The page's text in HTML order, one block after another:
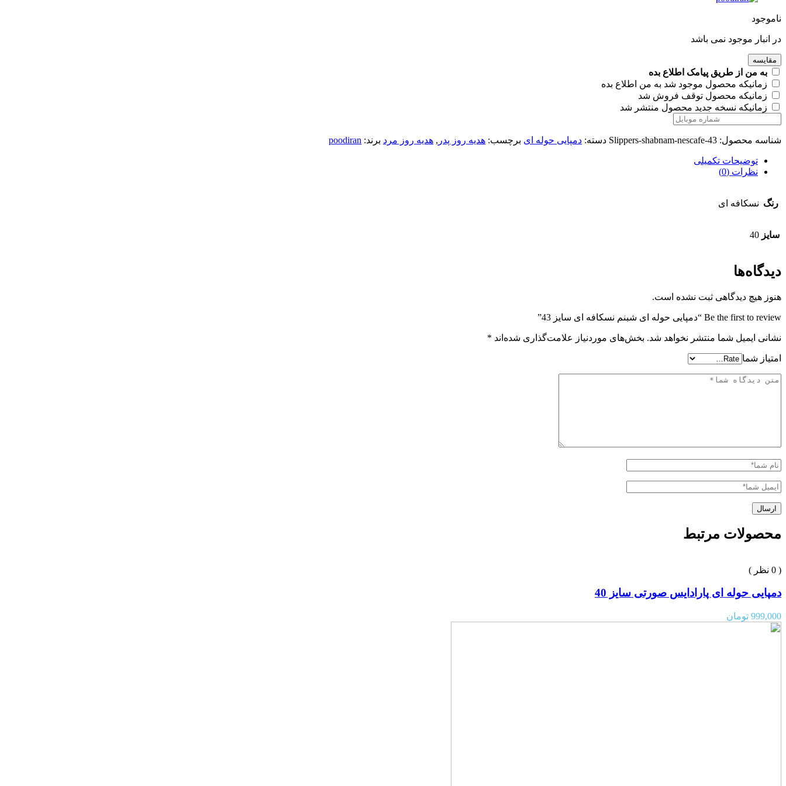
ناموجود
در انبار موجود نمی باشد
مقایسه
به من از طریق پیامک اطلاع بده
زمانیکه محصول موجود شد به من اطلاع بده
زمانیکه محصول توقف فروش شد
زمانیکه نسخه جدید محصول منتشر شد
شناسه محصول: Slippers-shabnam-nescafe-43 دسته: دمپایی حوله ای برچسب: هدیه روز پدر , هدیه روز مرد برند: poodiran
توضیحات تکمیلی
نظرات (0)
رنگ نسکافه ای
سایز 40
دیدگاه‌ها
هنوز هیچ دیدگاهی ثبت نشده است.
Be the first to review “دمپایی حوله ای شبنم نسکافه ای سایز 43”
نشانی ایمیل شما منتشر نخواهد شد. بخش‌های موردنیاز علامت‌گذاری شده‌اند *
امتیاز شما
محصولات مرتبط
( 0 نظر )
دمپایی حوله ای پارادایس صورتی سایز 40
999,000 تومان